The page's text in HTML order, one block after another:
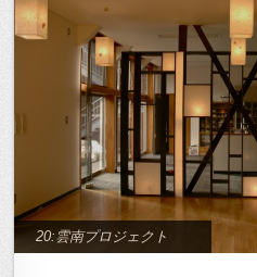
20:雲南プロジェクト